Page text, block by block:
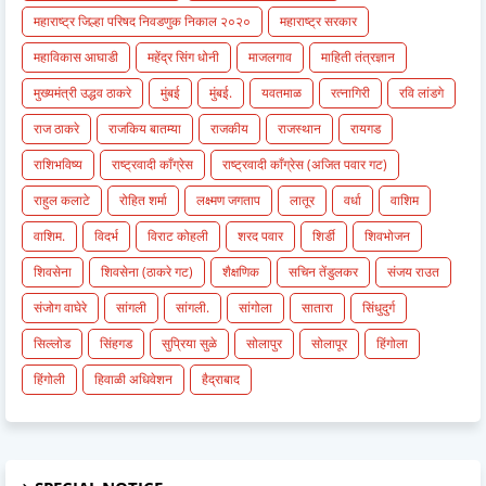
महाराष्ट्र जिल्हा परिषद निवडणुक निकाल २०२०
महाराष्ट्र सरकार
महाविकास आघाडी
महेंद्र सिंग धोनी माजलगाव
माहिती तंत्रज्ञान
मुख्यमंत्री उद्धव ठाकरे
मुंबई मुंबई. यवतमाळ रत्नागिरी
रवि लांडगे
राज ठाकरे
राजकिय बातम्या राजकीय राजस्थान
रायगड
राशिभविष्य
राष्ट्रवादी काँग्रेस
राष्ट्रवादी काँग्रेस (अजित पवार गट)
राहुल कलाटे
रोहित शर्मा लक्ष्मण जगताप लातूर वर्धा
वाशिम
वाशिम.
विदर्भ विराट कोहली शरद पवार शिर्डी
शिवभोजन
शिवसेना
शिवसेना (ठाकरे गट) शैक्षणिक सचिन तेंडुलकर
संजय राउत
संजोग वाघेरे
सांगली सांगली. सांगोला सातारा
सिंधुदुर्ग
सिल्लोड
सिंहगड सुप्रिया सुळे सोलापुर सोलापूर
हिंगोला
हिंगोली
हिवाळी अधिवेशन हैद्राबाद